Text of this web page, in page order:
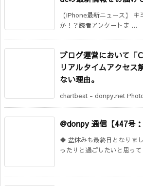
【iPhone最新ニュース】
か！？読者アンケートま ...
ブログ運営において「
リアルタイムアクセス
ない理由。
chartbeat - donpy.net
@donpy 通信【447号
◆ 盆休みも最終日となりま
ったりと過ごしたいと思っ